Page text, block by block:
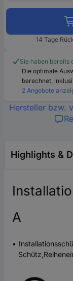
14 Tage
Sie haben bereits
Die optimale
berechnet,
2 Angebote
Hersteller bzw.
Highlights &
A